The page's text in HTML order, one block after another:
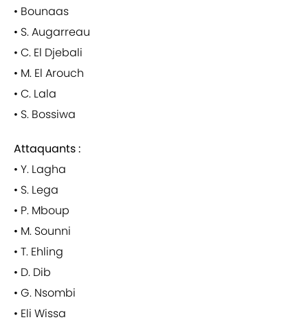
• Bounaas
• S. Augarreau
• C. El Djebali
• M. El Arouch
• C. Lala
• S. Bossiwa
Attaquants :
• Y. Lagha
• S. Lega
• P. Mboup
• M. Sounni
• T. Ehling
• D. Dib
• G. Nsombi
• Eli Wissa